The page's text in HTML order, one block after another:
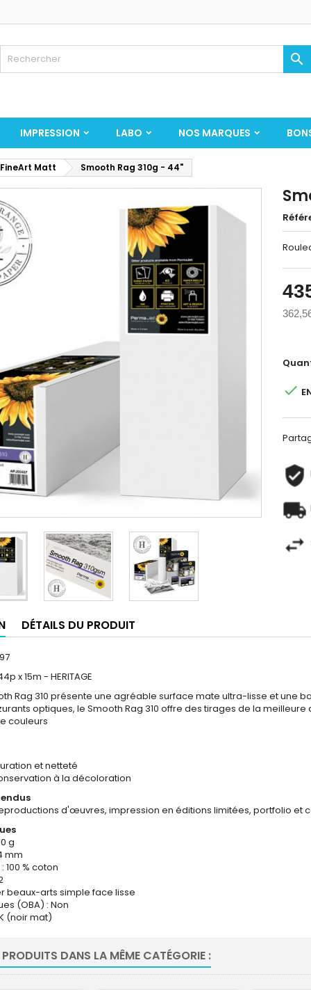

IMPRESSION LABO NOS MARQUES
Matt Smooth Rag 310g - 44"

DÉTAILS DU PRODUIT
x 15m - HERITAGE
Rag 310 présente une agréable surface mate ultra-lisse et une
optiques, le Smooth Rag 310 offre des tirages de la
couleurs
et netteté
à la décoloration
d'œuvres, impression en éditions limitées, portfolio et
g
mm
% coton
beaux-arts simple face lisse
(OBA) : Non
(noir mat)
DANS LA MÊME CATÉGORIE :